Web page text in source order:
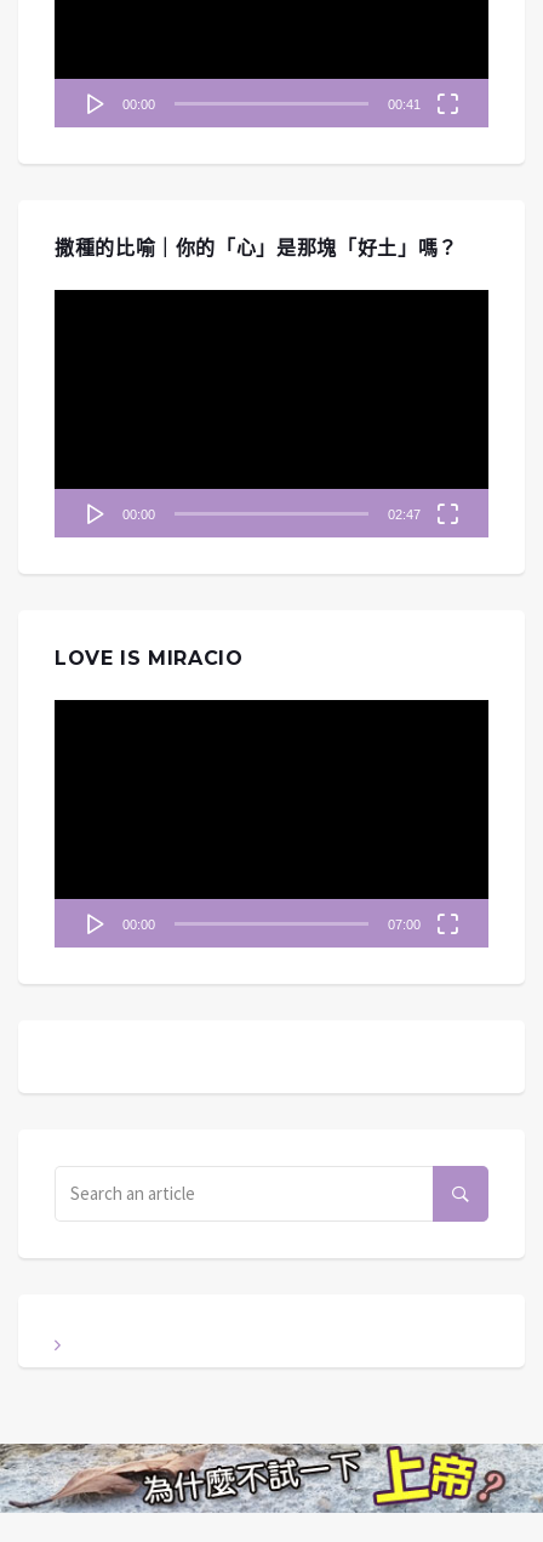
00:00 00:41
撒種的比喻｜你的「心」是那塊「好土」嗎？
00:00 02:47
LOVE IS MIRACIO
00:00 07:00